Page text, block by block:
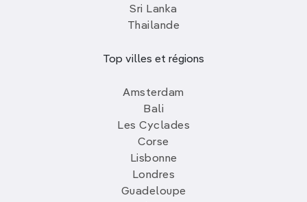
Sri Lanka
Thailande
Top villes et régions
Amsterdam
Bali
Les Cyclades
Corse
Lisbonne
Londres
Guadeloupe